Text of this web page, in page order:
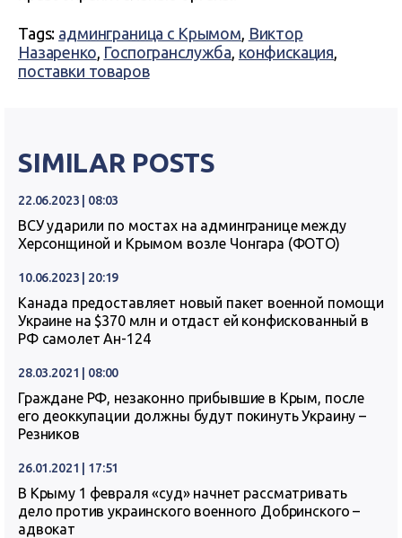
Tags: админграница с Крымом Виктор
Назаренко Госпогранслужба конфискация
поставки товаров
SIMILAR POSTS
22.06.2023 | 08:03
ВСУ ударили по мостах на админгранице между
Херсонщиной и Крымом возле Чонгара (ФОТО)
10.06.2023 | 20:19
Канада предоставляет новый пакет военной помощи
Украине на $370 млн и отдаст ей конфискованный в
РФ самолет Ан-124
28.03.2021 | 08:00
Граждане РФ, незаконно прибывшие в Крым, после
его деоккупации должны будут покинуть Украину –
Резников
26.01.2021 | 17:51
В Крыму 1 февраля «суд» начнет рассматривать
дело против украинского военного Добринского –
адвокат